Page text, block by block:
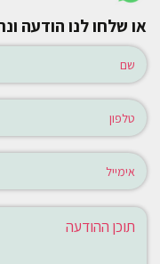
או שלחו לנו הודעה